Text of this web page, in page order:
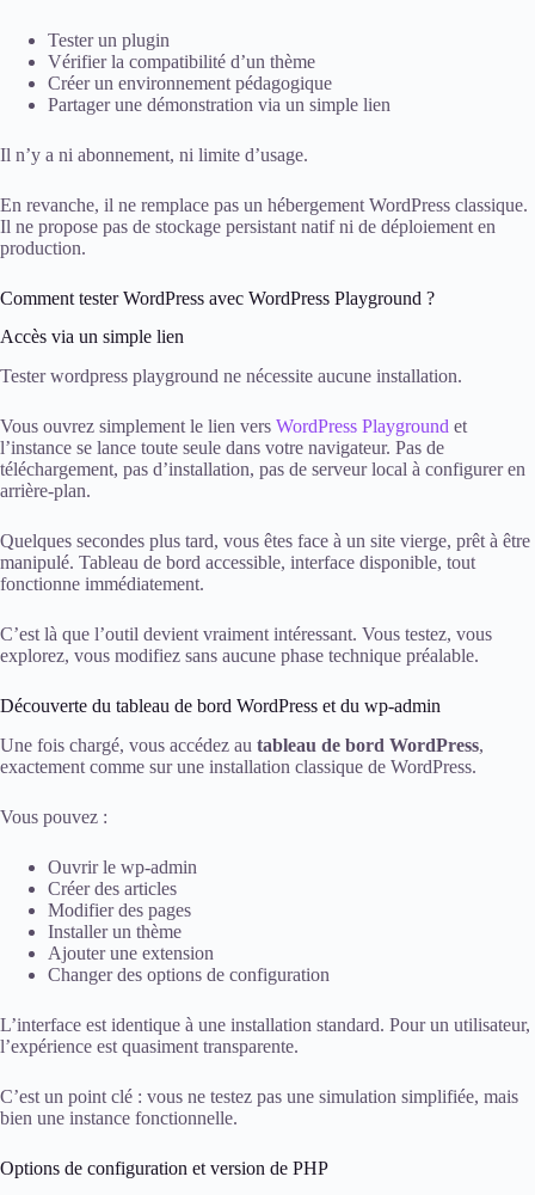
Tester un plugin
Vérifier la compatibilité d’un thème
Créer un environnement pédagogique
Partager une démonstration via un simple lien
Il n’y a ni abonnement, ni limite d’usage.
En revanche, il ne remplace pas un hébergement WordPress classique.
Il ne propose pas de stockage persistant natif ni de déploiement en
production.
Comment tester WordPress avec WordPress Playground ?
Accès via un simple lien
Tester wordpress playground ne nécessite aucune installation.
Vous ouvrez simplement le lien vers WordPress Playground et
l’instance se lance toute seule dans votre navigateur. Pas de
téléchargement, pas d’installation, pas de serveur local à configurer en
arrière-plan.
Quelques secondes plus tard, vous êtes face à un site vierge, prêt à être
manipulé. Tableau de bord accessible, interface disponible, tout
fonctionne immédiatement.
C’est là que l’outil devient vraiment intéressant. Vous testez, vous
explorez, vous modifiez sans aucune phase technique préalable.
Découverte du tableau de bord WordPress et du wp-admin
Une fois chargé, vous accédez au tableau de bord WordPress,
exactement comme sur une installation classique de WordPress.
Vous pouvez :
Ouvrir le wp-admin
Créer des articles
Modifier des pages
Installer un thème
Ajouter une extension
Changer des options de configuration
L’interface est identique à une installation standard. Pour un utilisateur,
l’expérience est quasiment transparente.
C’est un point clé : vous ne testez pas une simulation simplifiée, mais
bien une instance fonctionnelle.
Options de configuration et version de PHP